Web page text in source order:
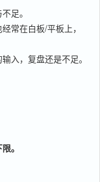
足。
常在白板/平板上，
入，复盘还是不足。
。